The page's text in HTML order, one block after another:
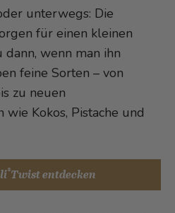
unterwegs: Die
für einen kleinen
wenn man ihn
feine Sorten – von
zu neuen
wie Kokos, Pistache und
®Twist entdecken